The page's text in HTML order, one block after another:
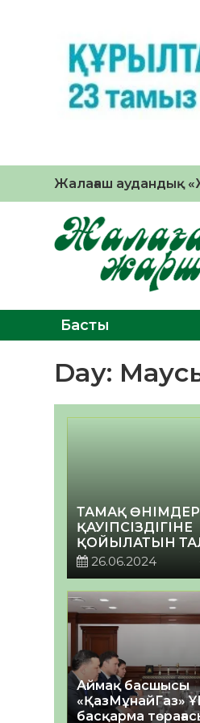
Жалағаш аудандық
Басты
Day:
ТАМАҚ
ҚАУІПСІЗДІГІНЕ
ҚОЙЫЛАТЫН
26.06.2024
Аймақ басшысы
«ҚазМұнайГаз»
басқарма